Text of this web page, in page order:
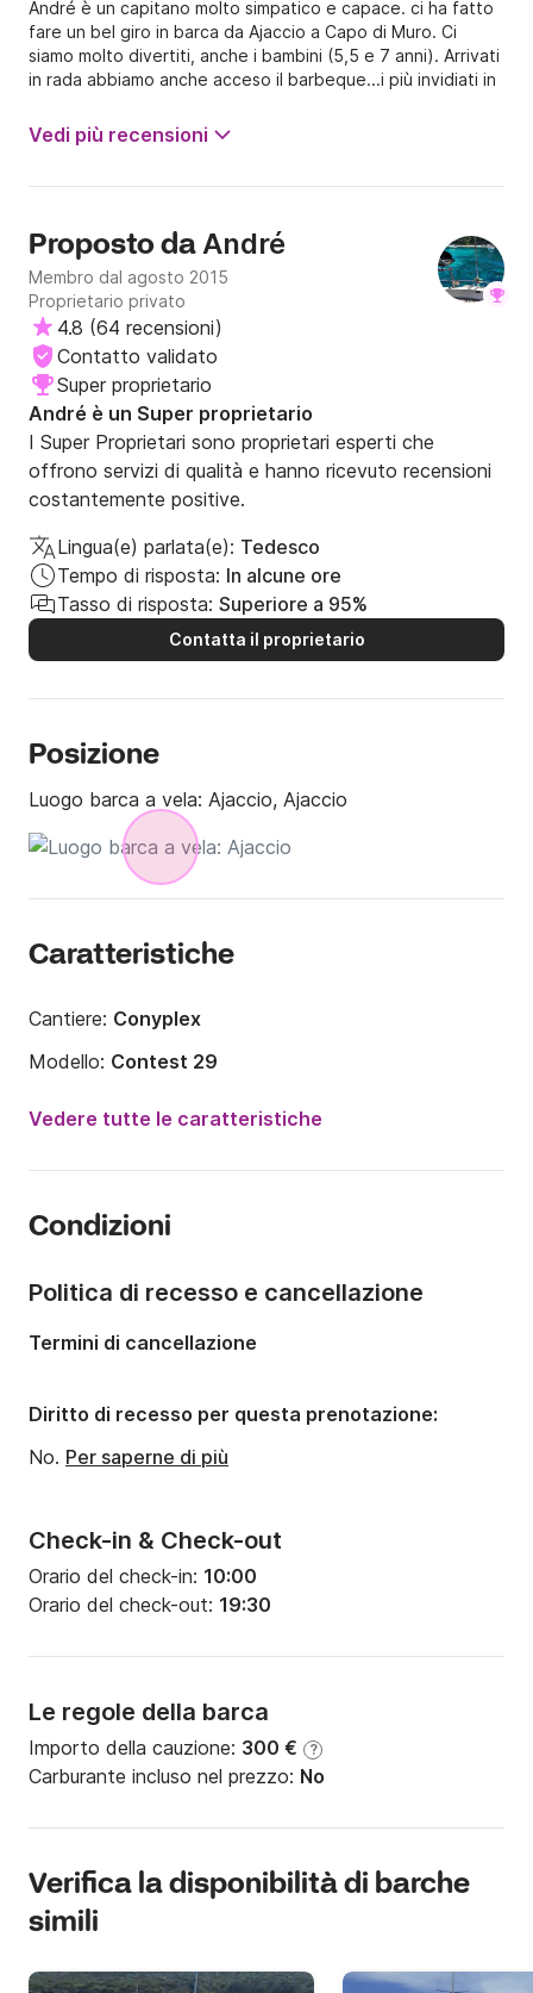
André è un capitano molto simpatico e capace. ci ha fatto
fare un bel giro in barca da Ajaccio a Capo di Muro. Ci
siamo molto divertiti, anche i bambini (5,5 e 7 anni). Arrivati
in rada abbiamo anche acceso il barbeque...i più invidiati in
(mohito). La barca è un po' datata ma comunque ben
mantenuta.
Vedi più recensioni
Proposto da André
Membro dal agosto 2015
Proprietario privato
4.8 (64 recensioni)
Contatto validato
Super proprietario
André è un Super proprietario
I Super Proprietari sono proprietari esperti che
offrono servizi di qualità e hanno ricevuto recensioni
costantemente positive.
Lingua(e) parlata(e): Tedesco
Tempo di risposta: In alcune ore
Tasso di risposta: Superiore a 95%
Contatta il proprietario
Posizione
Luogo barca a vela: Ajaccio, Ajaccio
Caratteristiche
Cantiere: Conyplex
Modello: Contest 29
Numero di posti letto:
Pescaggio:
Potenza del motore:20CV
Vedere tutte le caratteristiche
Condizioni
Check-in & Check-out
Orario del check-in: 10:00
Orario del check-out: 19:30
Le regole della barca
Importo della cauzione: 300 € ?
Carburante incluso nel prezzo: No
Politica di recesso e cancellazione
Termini di cancellazione
Diritto di recesso per questa prenotazione:
No. Per saperne di più
Verifica la disponibilità di barche
simili